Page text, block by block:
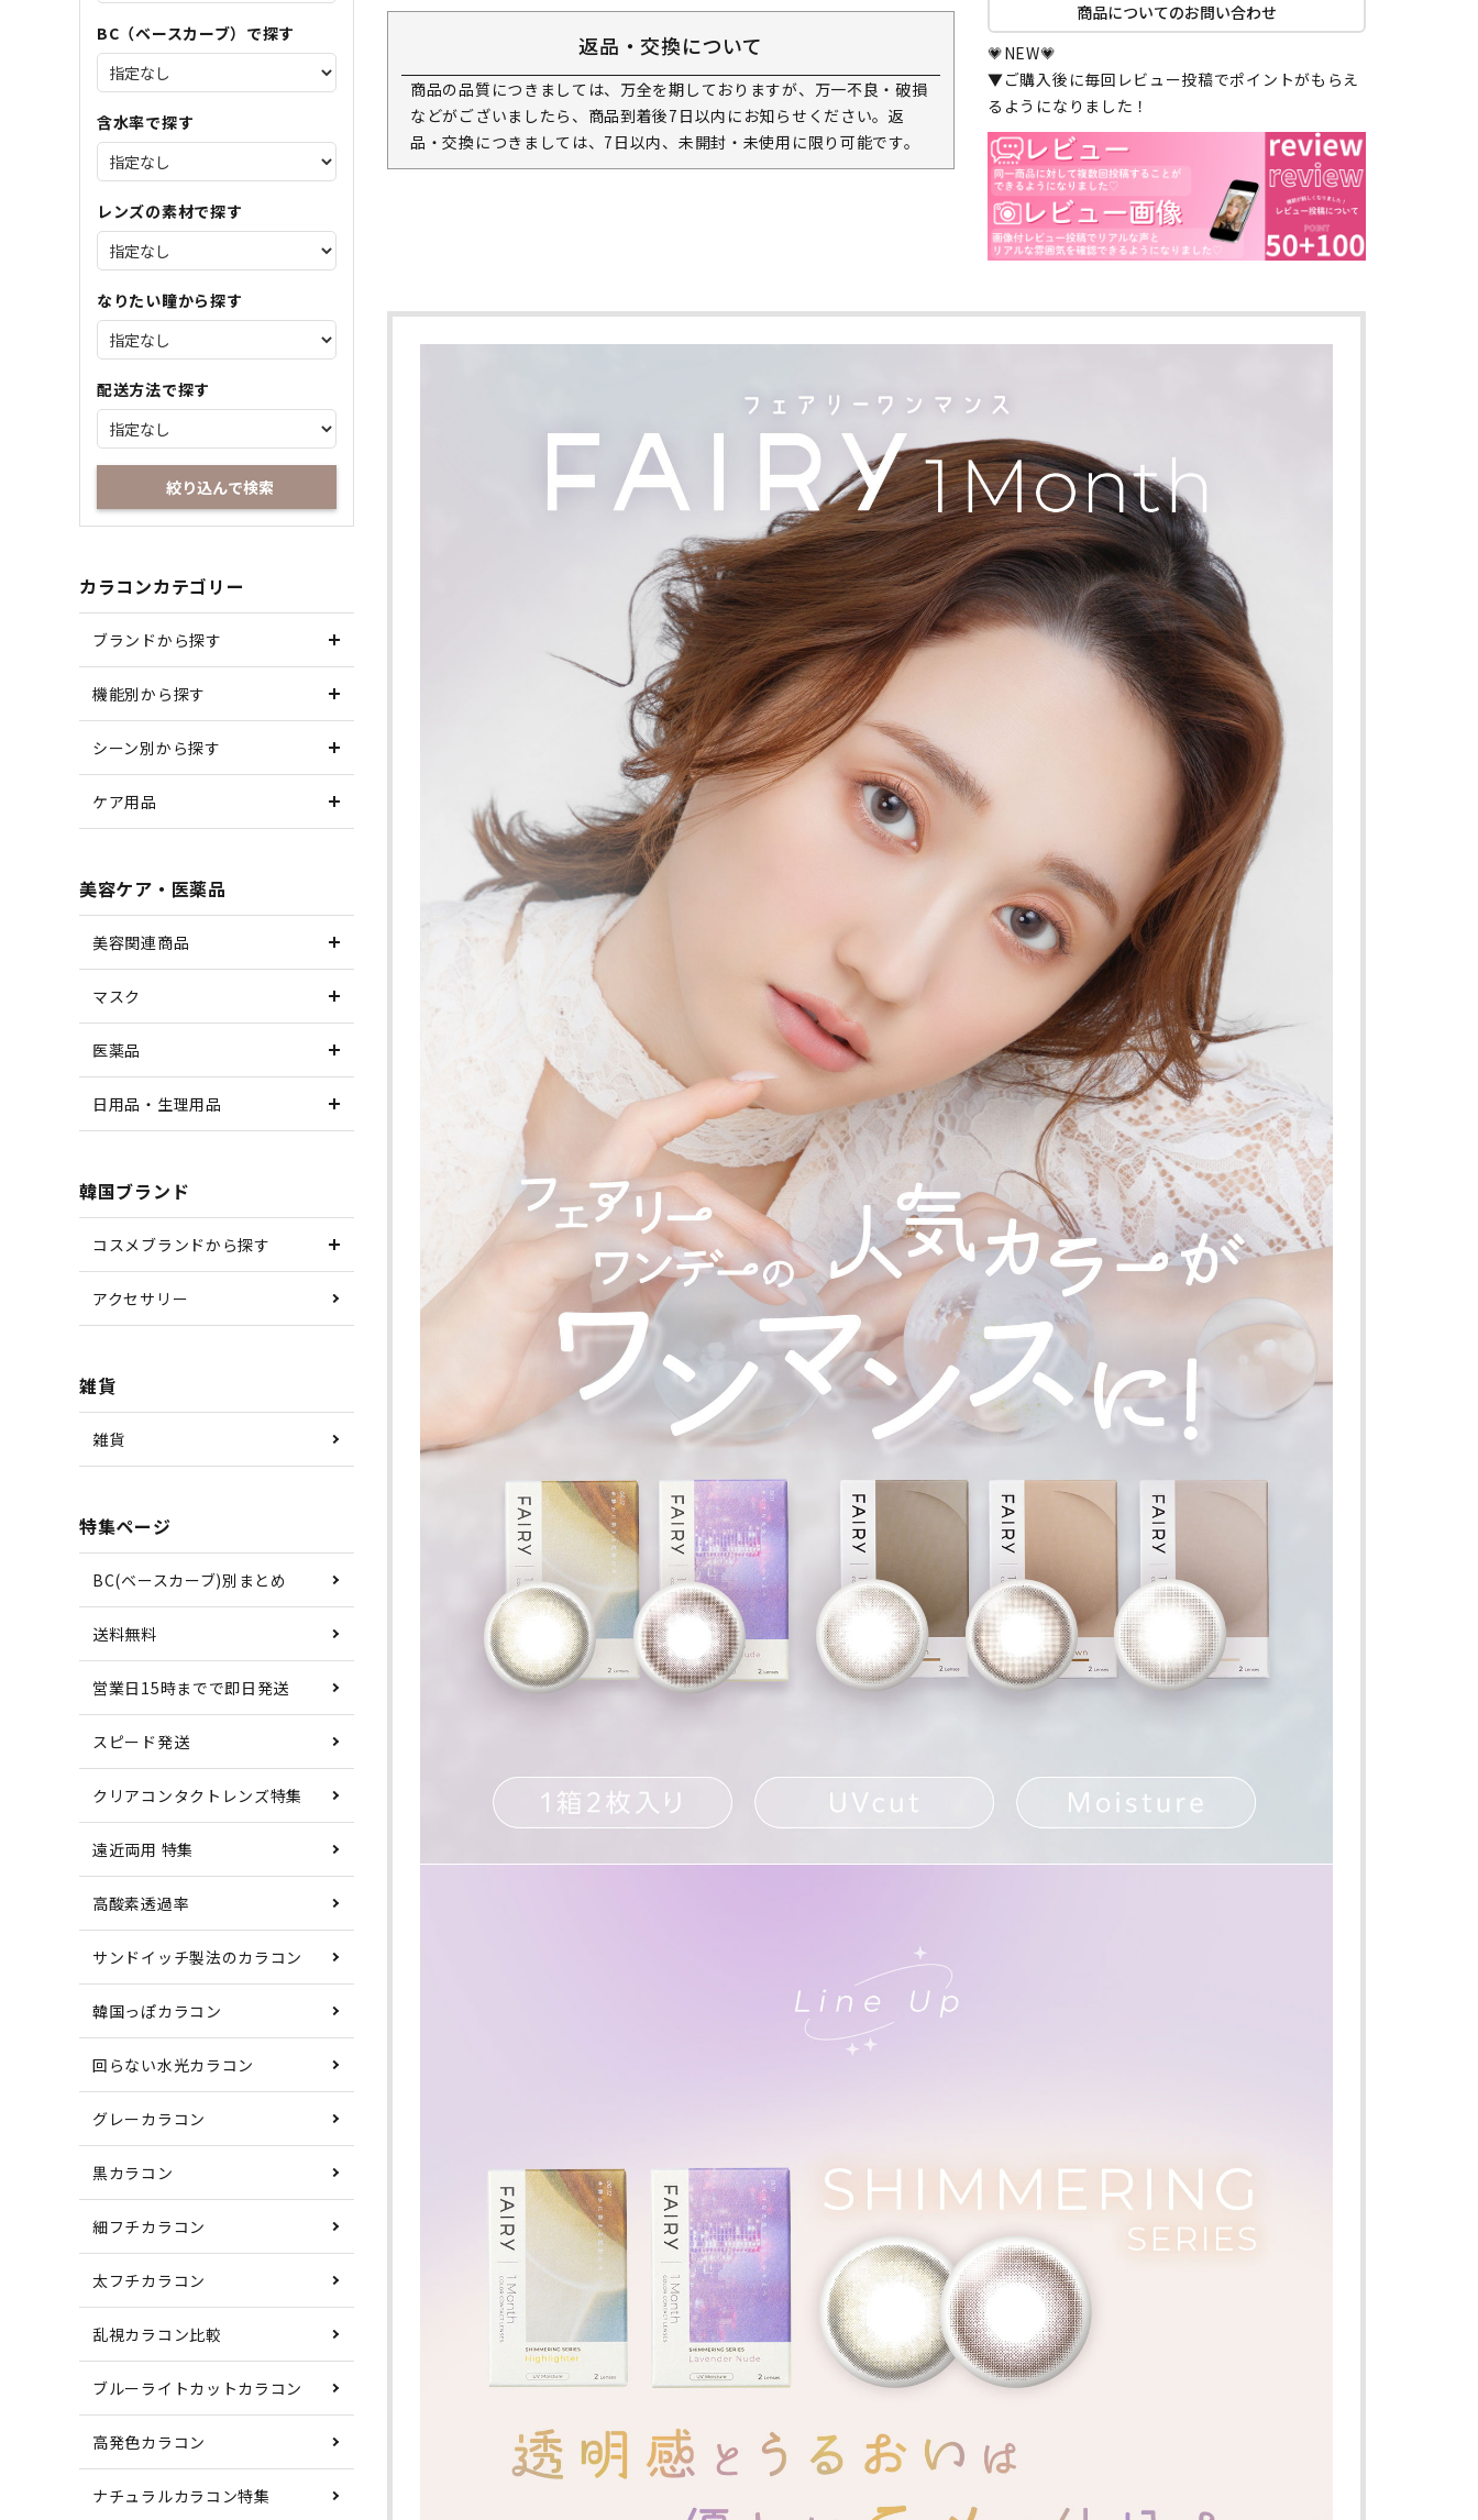
BC（ベースカーブ）で探す
含水率で探す
レンズの素材で探す
なりたい瞳から探す
配送方法で探す
絞り込んで検索
カラコンカテゴリー
ブランドから探す
機能別から探す
シーン別から探す
ケア用品
美容ケア・医薬品
美容関連商品
マスク
医薬品
日用品・生理用品
韓国ブランド
コスメブランドから探す
アクセサリー
雑貨
雑貨
特集ページ
BC(ベースカーブ)別まとめ
送料無料
営業日15時までで即日発送
スピード発送
クリアコンタクトレンズ特集
遠近両用 特集
高酸素透過率
サンドイッチ製法のカラコン
韓国っぽカラコン
回らない水光カラコン
グレーカラコン
黒カラコン
細フチカラコン
太フチカラコン
乱視カラコン比較
ブルーライトカットカラコン
高発色カラコン
ナチュラルカラコン特集
返品・交換について
商品の品質につきましては、万全を期しておりますが、万一不良・破損
などがございましたら、商品到着後7日以内にお知らせください。返
品・交換につきましては、7日以内、未開封・未使用に限り可能です。
商品についてのお問い合わせ
💗NEW💗
▼ご購入後に毎回レビュー投稿でポイントがもらえ
るようになりました！